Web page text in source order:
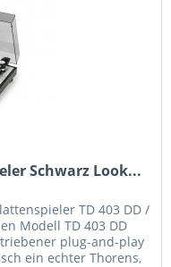
Schwarz Look...
TD 403 DD /
Modell TD 403 DD
plug-and-play
ein echter Thorens,